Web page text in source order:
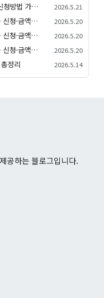
창원노인일자리 - 모집공고·자격·신청방법 가이드 2026.5.21
경북 안동시 고유가 피해지원금 — 신청·금액·사용처 종합 안내 2026.5.20
충남 천안시 고유가 피해지원금 — 신청·금액·사용처 종합 안내 2026.5.20
충북 청주시 고유가 피해지원금 — 신청·금액·사용처 종합 안내 2026.5.20
정리 2026.5.14
공하는 블로그입니다.